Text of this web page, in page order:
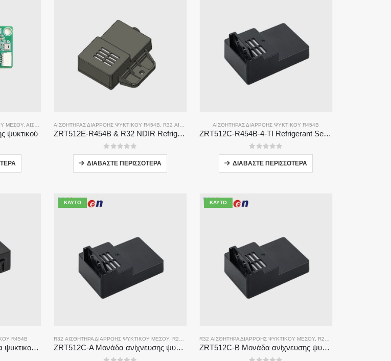
ΜΈΣΟΥ ΑΙΣΘΗΤΉΡΑΣ ΔΙΑΡΡΟΉΣ ΨΥΚΤΙΚΟΎ R454B
ψυκτικού
ΑΙΣΘΗΤΉΡΑΣ ΔΙΑΡΡΟΉΣ ΨΥΚΤΙΚΟΎ R454B R32 ΑΙΣΘΗΤΉΡΑ ΔΙΑΡΡΟΉΣ ΨΥΚΤΙΚΟΎ ΜΈΣΟΥ
ZRT512E-R454B & R32 NDIR Refrigerant Detection Module, RS485 HVAC Sensor, UL/IEC Certified
0από 5
ΔΙΑΒΆΣΤΕ ΠΕΡΙΣΣΌΤΕΡΑ
ΑΙΣΘΗΤΉΡΑΣ ΔΙΑΡΡΟΉΣ ΨΥΚΤΙΚΟΎ R454B
ZRT512C-R454B-4-TI Refrigerant Sensor Module | NDIR Technology for HVAC & Industrial Safety Monitoring
0από 5
ΔΙΑΒΆΣΤΕ ΠΕΡΙΣΣΌΤΕΡΑ
R454B
ZRT510 Μονάδα αισθητήρα ψυκτικού R454B-Αισθητήρας ψυκτικού μέσου υψηλής απόδοσης NDIR
ΚΑΥΤΌ
R32 ΑΙΣΘΗΤΉΡΑ ΔΙΑΡΡΟΉΣ ΨΥΚΤΙΚΟΎ ΜΈΣΟΥ, R290 ΑΙΣΘΗΤΉΡΑΣ ΔΙΑΡΡΟΉΣ ΨΥΚΤΙΚΟΎ ΜΈΣΟΥ , ΑΙΣΘΗΤΉΡΑΣ ΔΙΑΡΡΟΉΣ ΨΥΚΤΙΚΟΎ
ZRT512C-A Μονάδα ανίχνευσης ψυκτικού μέσου | Αισθητήρας αερίου NDIR για R32, R454B, R290 | Τροφοδοτικό ευρείας τάσης
ΚΑΥΤΌ
R32 ΑΙΣΘΗΤΉΡΑ ΔΙΑΡΡΟΉΣ ΨΥΚΤΙΚΟΎ ΜΈΣΟΥ, R290 ΑΙΣΘΗΤΉΡΑΣ ΔΙΑΡΡΟΉΣ ΨΥΚΤΙΚΟΎ ΜΈΣΟΥ
ZRT512C-B Μονάδα ανίχνευσης ψυκτικού μέσου | Αισθητήρας αερίου NDIR χαμηλής τάσης για R32, R454B, R290